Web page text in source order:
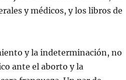
y médicos, y los libros de
y la indeterminación, no
ante el aborto y la